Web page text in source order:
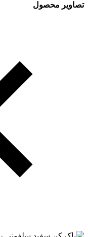
تصاویر محصول